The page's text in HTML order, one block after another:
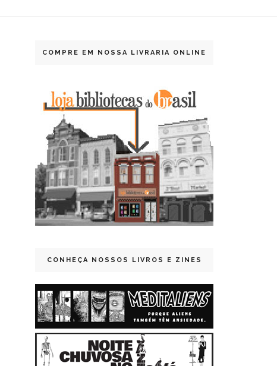
COMPRE EM NOSSA LIVRARIA ONLINE
CONHEÇA NOSSOS LIVROS E ZINES